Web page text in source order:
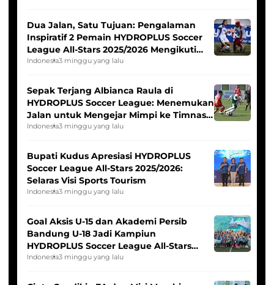
Dua Jalan, Satu Tujuan: Pengalaman
Inspiratif 2 Pemain HYDROPLUS Soccer
League All-Stars 2025/2026 Mengikuti
Seleksi Timnas Indonesia Putri
Indonesia3 minggu yang lalu
Sepak Terjang Albianca Raula di
HYDROPLUS Soccer League: Menemukan
Jalan untuk Mengejar Mimpi ke Timnas
Indonesia Putri
Indonesia3 minggu yang lalu
Bupati Kudus Apresiasi HYDROPLUS
Soccer League All-Stars 2025/2026:
Selaras Visi Sports Tourism
Indonesia3 minggu yang lalu
Goal Aksis U-15 dan Akademi Persib
Bandung U-18 Jadi Kampiun
HYDROPLUS Soccer League All-Stars
2025/2026
Indonesia3 minggu yang lalu